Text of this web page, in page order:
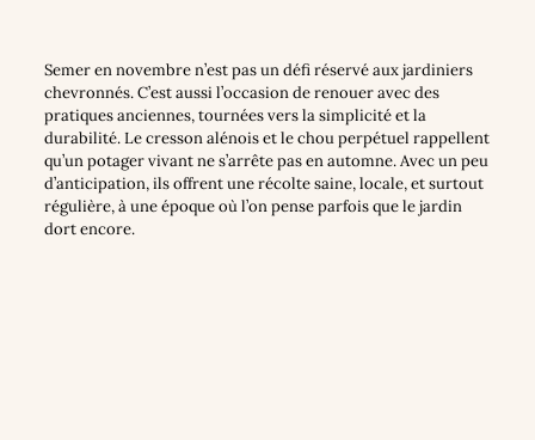
Semer en novembre n’est pas un défi réservé aux jardiniers
chevronnés. C’est aussi l’occasion de renouer avec des
pratiques anciennes, tournées vers la simplicité et la
durabilité. Le cresson alénois et le chou perpétuel rappellent
qu’un potager vivant ne s’arrête pas en automne. Avec un peu
d’anticipation, ils offrent une récolte saine, locale, et surtout
régulière, à une époque où l’on pense parfois que le jardin
dort encore.